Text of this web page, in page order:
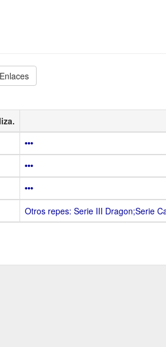
Enlaces
Otros repes: Serie III Dragon;Serie